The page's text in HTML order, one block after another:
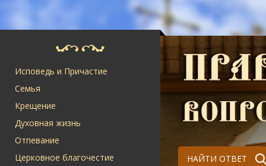
Исповедь и Причастие
Семья
Крещение
Духовная жизнь
Отпевание
Церковное благочестие
НАЙТИ ОТВЕТ